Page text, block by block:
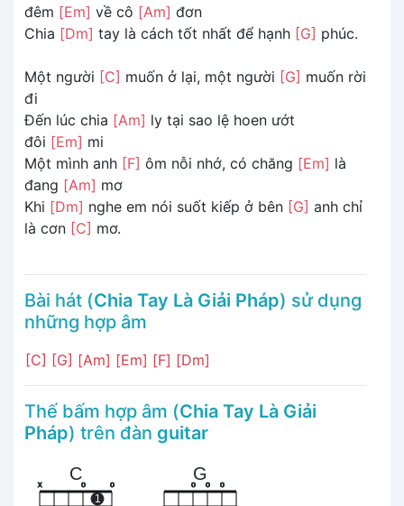
đêm [Em] về cô [Am] đơn
Chia [Dm] tay là cách tốt nhất để hạnh [G] phúc.
Một người [C] muốn ở lại, một người [G] muốn rời
đi
Đến lúc chia [Am] ly tại sao lệ hoen ướt
đôi [Em] mi
Một mình anh [F] ôm nỗi nhớ, có chăng [Em] là
đang [Am] mơ
Khi [Dm] nghe em nói suốt kiếp ở bên [G] anh chỉ
là cơn [C] mơ.
Bài hát (Chia Tay Là Giải Pháp) sử dụng
những hợp âm
[C] [G] [Am] [Em] [F] [Dm]
Thế bấm hợp âm (Chia Tay Là Giải
Pháp) trên đàn guitar
C
x o
1
o
G
o o o